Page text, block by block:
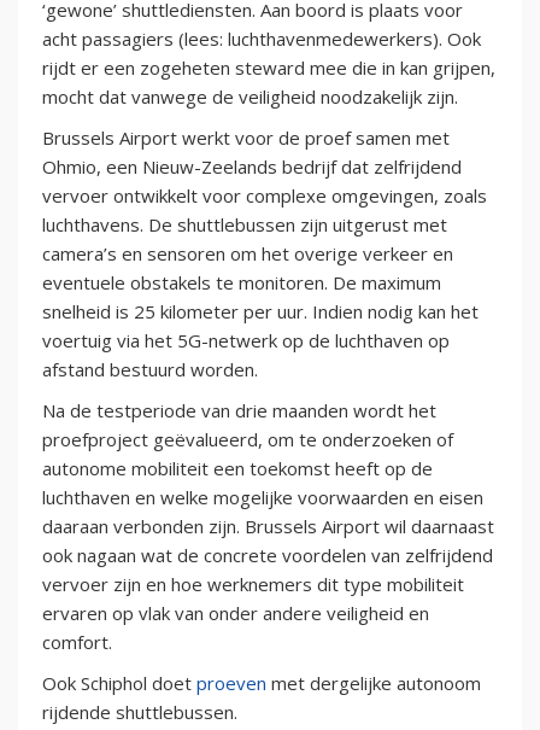
‘gewone’ shuttlediensten. Aan boord is plaats voor
acht passagiers (lees: luchthavenmedewerkers). Ook
rijdt er een zogeheten steward mee die in kan grijpen,
mocht dat vanwege de veiligheid noodzakelijk zijn.
Brussels Airport werkt voor de proef samen met
Ohmio, een Nieuw-Zeelands bedrijf dat zelfrijdend
vervoer ontwikkelt voor complexe omgevingen, zoals
luchthavens. De shuttlebussen zijn uitgerust met
camera’s en sensoren om het overige verkeer en
eventuele obstakels te monitoren. De maximum
snelheid is 25 kilometer per uur. Indien nodig kan het
voertuig via het 5G-netwerk op de luchthaven op
afstand bestuurd worden.
Na de testperiode van drie maanden wordt het
proefproject geëvalueerd, om te onderzoeken of
autonome mobiliteit een toekomst heeft op de
luchthaven en welke mogelijke voorwaarden en eisen
daaraan verbonden zijn. Brussels Airport wil daarnaast
ook nagaan wat de concrete voordelen van zelfrijdend
vervoer zijn en hoe werknemers dit type mobiliteit
ervaren op vlak van onder andere veiligheid en
comfort.
Ook Schiphol doet proeven met dergelijke autonoom
rijdende shuttlebussen.